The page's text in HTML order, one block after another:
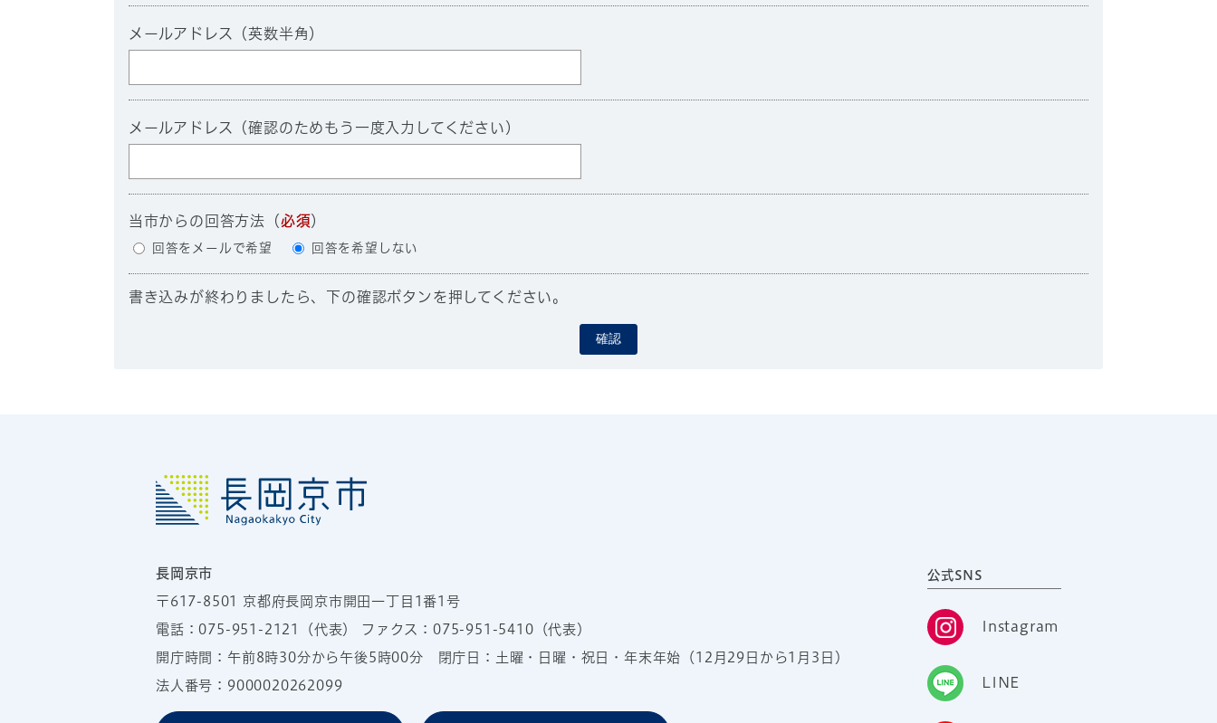
メールアドレス（英数半角）
メールアドレス（確認のためもう一度入力してください）
当市からの回答方法 （必須）
回答をメールで希望 回答を希望しない
書き込みが終わりましたら、下の確認ボタンを押してください。
確認
長岡京市
〒617-8501 京都府長岡京市開田一丁目1番1号
電話：075-951-2121 （代表） ファクス：075-951-5410（代表）
開庁時間：午前8時30分から午後5時00分 閉庁日：土曜・日曜・祝日・年末年始（12月29日から1月3日）
法人番号：9000020262099
公式SNS
Instagram
LINE